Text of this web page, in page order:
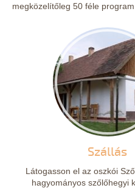
megközelítőleg 50 féle program
Szállás
Látogasson el az oszkói
hagyományos szőlőhegyi